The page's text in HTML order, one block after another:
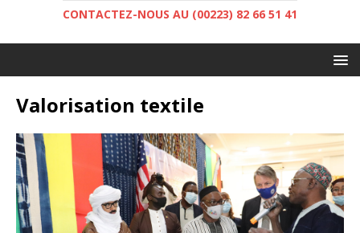
CONTACTEZ-NOUS AU (00223) 82 66 51 41
Valorisation textile